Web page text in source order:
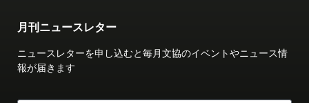
月刊ニュースレター
ニュースレターを申し込むと毎月文協のイベントやニュース情
報が届きます